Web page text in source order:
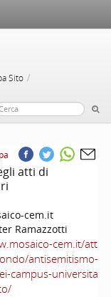
Sito /
atti di
cem.it
Ramazzotti
cem.it/att
antisemitismo-
campus-universita